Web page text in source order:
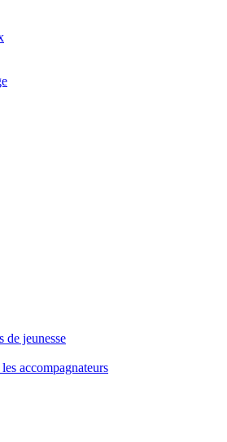
de jeunesse
accompagnateurs